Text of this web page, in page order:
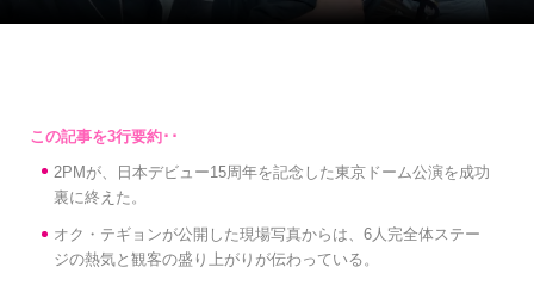
2PMが、日本デビュー15周年を記念した東京ドーム公演を成功
裏に終えた。
オク・テギョンが公開した現場写真からは、6人完全体ステー
ジの熱気と観客の盛り上がりが伝わっている。